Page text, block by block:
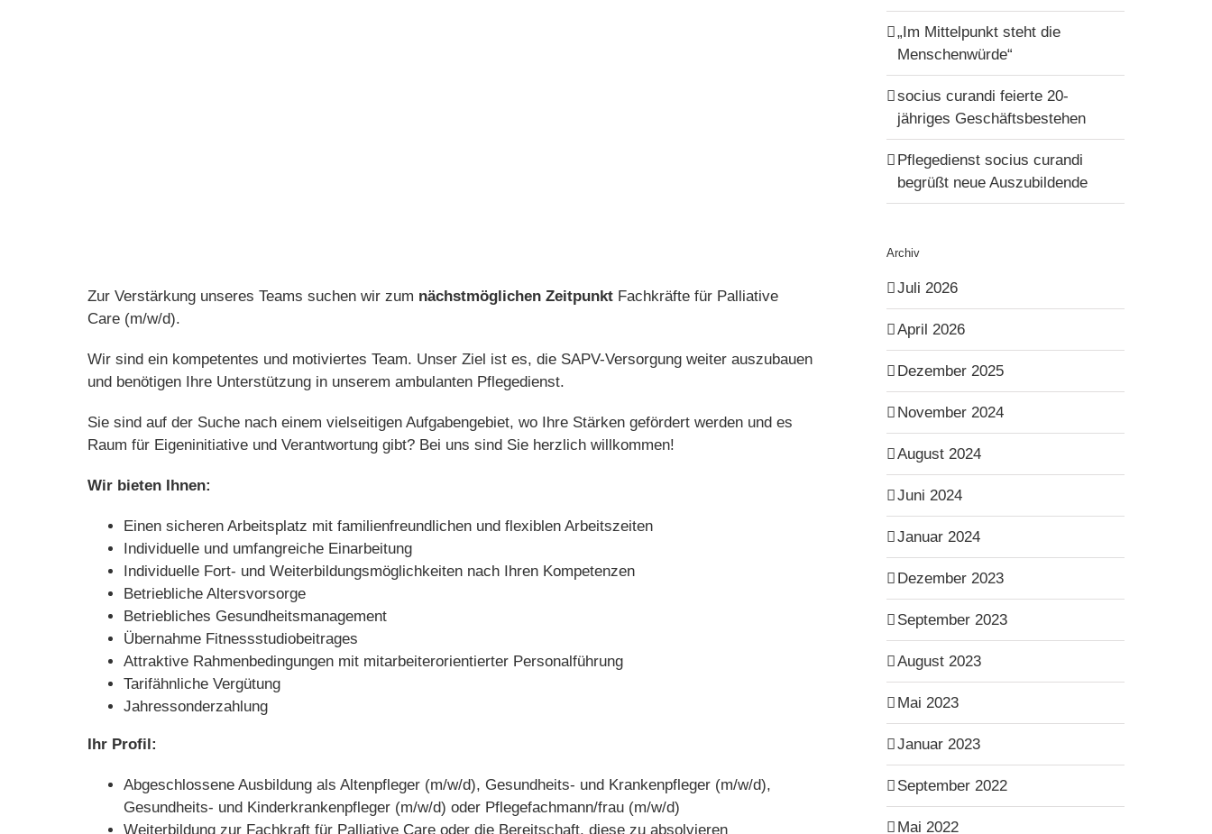
Zur Verstärkung unseres Teams suchen wir zum nächstmöglichen Zeitpunkt Fachkräfte für Palliative
Care (m/w/d).
Wir sind ein kompetentes und motiviertes Team. Unser Ziel ist es, die SAPV-Versorgung weiter auszubauen
und benötigen Ihre Unterstützung in unserem ambulanten Pflegedienst.
Sie sind auf der Suche nach einem vielseitigen Aufgabengebiet, wo Ihre Stärken gefördert werden und es
Raum für Eigeninitiative und Verantwortung gibt? Bei uns sind Sie herzlich willkommen!
Wir bieten Ihnen:
Einen sicheren Arbeitsplatz mit familienfreundlichen und flexiblen Arbeitszeiten
Individuelle und umfangreiche Einarbeitung
Individuelle Fort- und Weiterbildungsmöglichkeiten nach Ihren Kompetenzen
Betriebliche Altersvorsorge
Betriebliches Gesundheitsmanagement
Übernahme Fitnessstudiobeitrages
Attraktive Rahmenbedingungen mit mitarbeiterorientierter Personalführung
Tarifähnliche Vergütung
Jahressonderzahlung
Ihr Profil:
Abgeschlossene Ausbildung als Altenpfleger (m/w/d), Gesundheits- und Krankenpfleger (m/w/d),
Gesundheits- und Kinderkrankenpfleger (m/w/d) oder Pflegefachmann/frau (m/w/d)
Weiterbildung zur Fachkraft für Palliative Care oder die Bereitschaft, diese zu absolvieren
„Im Mittelpunkt steht die
Menschenwürde“
socius curandi feierte 20-
jähriges Geschäftsbestehen
Pflegedienst socius curandi
begrüßt neue Auszubildende
Archiv
Juli 2026
April 2026
Dezember 2025
November 2024
August 2024
Juni 2024
Januar 2024
Dezember 2023
September 2023
August 2023
Mai 2023
Januar 2023
September 2022
Mai 2022